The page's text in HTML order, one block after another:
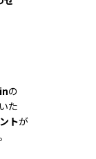
の
た
トが